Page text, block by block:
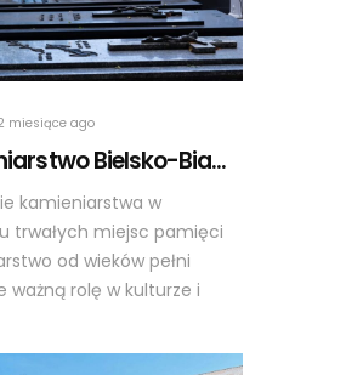
miesiące ago
Bielsko-Bia...
kamieniarstwa w
trwałych miejsc pamięci
od wieków pełni
ważną rolę w kulturze i